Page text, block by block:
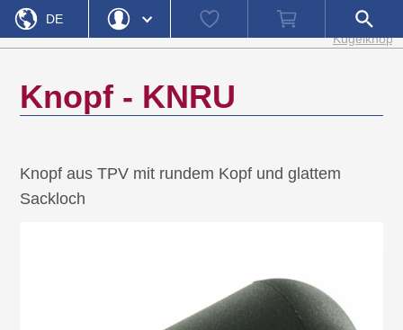
DE
Benutzername
Registrieren Einloggen
Watch
Warenkorb
Shop-
Suche
öffnen
Startseite
» Produktkategorien Bedienelemente
Knöpfe,
Kugelknöpfe
Knopf - KNRU
Knopf aus TPV mit rundem Kopf und glattem
Sackloch